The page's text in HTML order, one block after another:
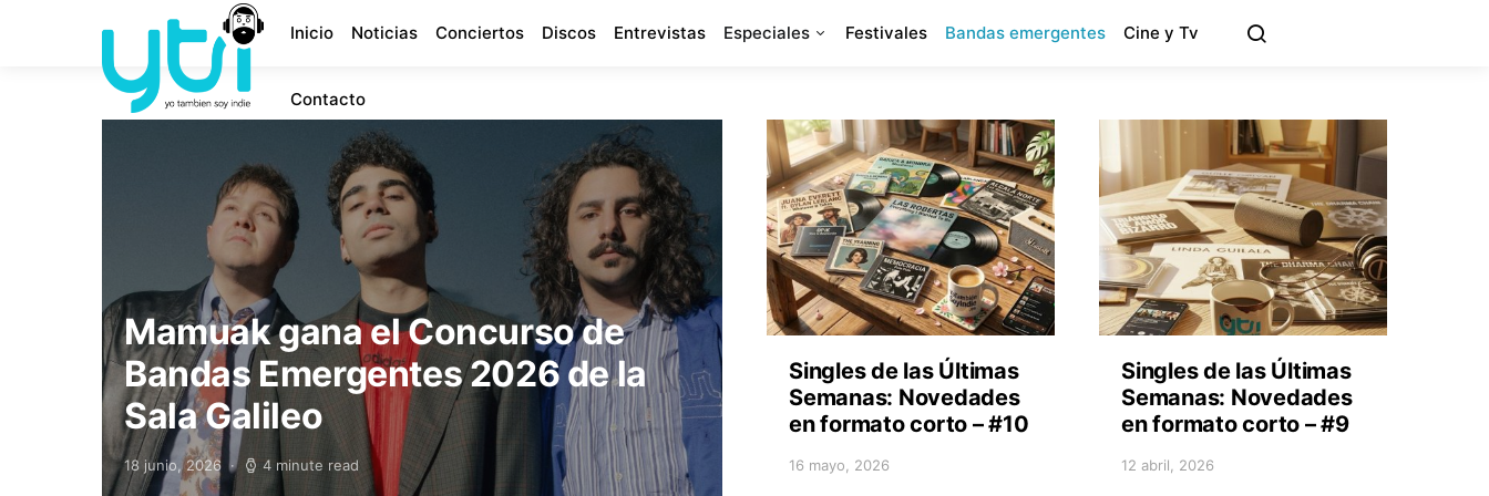
Inicio Noticias Conciertos Discos Entrevistas Especiales Festivales Bandas emergentes Cine y Tv
Contacto
Mamuak gana el Concurso de
Bandas Emergentes 2026 de la
Sala Galileo
Posted on
18 junio, 2026 4 minute read
Singles de las Últimas
Semanas: Novedades
en formato corto – #10
Posted on
16 mayo, 2026
Singles de las Últimas
Semanas: Novedades
en formato corto – #9
Posted on
12 abril, 2026